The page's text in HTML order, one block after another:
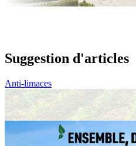
Suggestion d'articles
Anti-limaces